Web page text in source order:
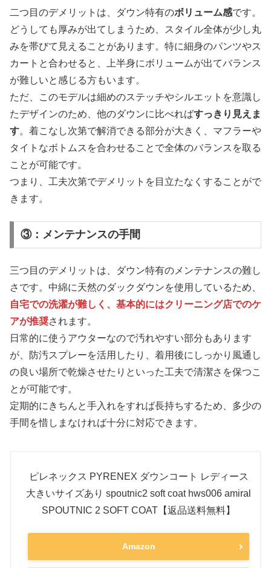
二つ目のデメリットは、ダウン特有のボリューム感です。
どうしても厚みが出てしまうため、スタイル全体が少し丸
みを帯びて見えることがあります。特に細身のパンツやス
カートと合わせると、上半身にボリュームが出てバランス
が難しいと感じる方もいます。
ただ、このモデルは細めのステッチやシルエットを意識し
たデザインのため、他のダウンに比べればすっきり見えま
す。着こなし次第で解消できる部分が大きく、マフラーや
タイトなボトムスを合わせることで全体のバランスを取る
ことが可能です。
つまり、工夫次第でデメリットを目立たなくすることがで
きます。
③：メンテナンスの手間
三つ目のデメリットは、ダウン特有のメンテナンスの難し
さです。中綿に天然のダックダウンを使用しているため、
自宅での洗濯が難しく、基本的にはクリーニング店でのケ
アが推奨されます。
日常的に使うアウターなので汚れやすい部分もあります
が、防汚スプレーを活用したり、着用後にしっかり風通し
の良い場所で乾燥させたりといった工夫で清潔さを保つこ
とが可能です。
定期的にきちんと手入れをすれば長持ちするため、多少の
手間を惜しまなければ十分に対応できます。
ピレネックス PYRENEX ダウンコート レディース
大きいサイズあり spoutnic2 soft coat hws006 amiral
SPOUTNIC 2 SOFT COAT【返品送料無料】
Amazon